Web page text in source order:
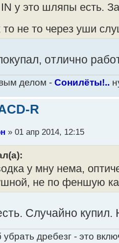
у это шляпы есть.
то не то через уши
отлично
делом - Сонилёты!..
R
» 01 апр 2014, 12:15
у мну нема,
не по феншую
Случайно купил.
дребезг - это